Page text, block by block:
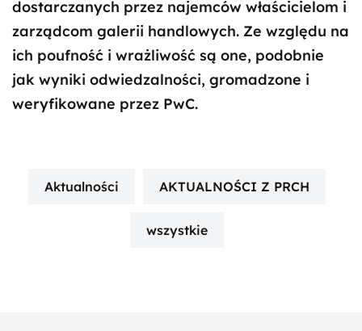
dostarczanych przez najemców właścicielom i
zarządcom galerii handlowych. Ze względu na
ich poufność i wrażliwość są one, podobnie
jak wyniki odwiedzalności, gromadzone i
weryfikowane przez PwC.
Aktualności AKTUALNOŚCI Z PRCH
wszystkie